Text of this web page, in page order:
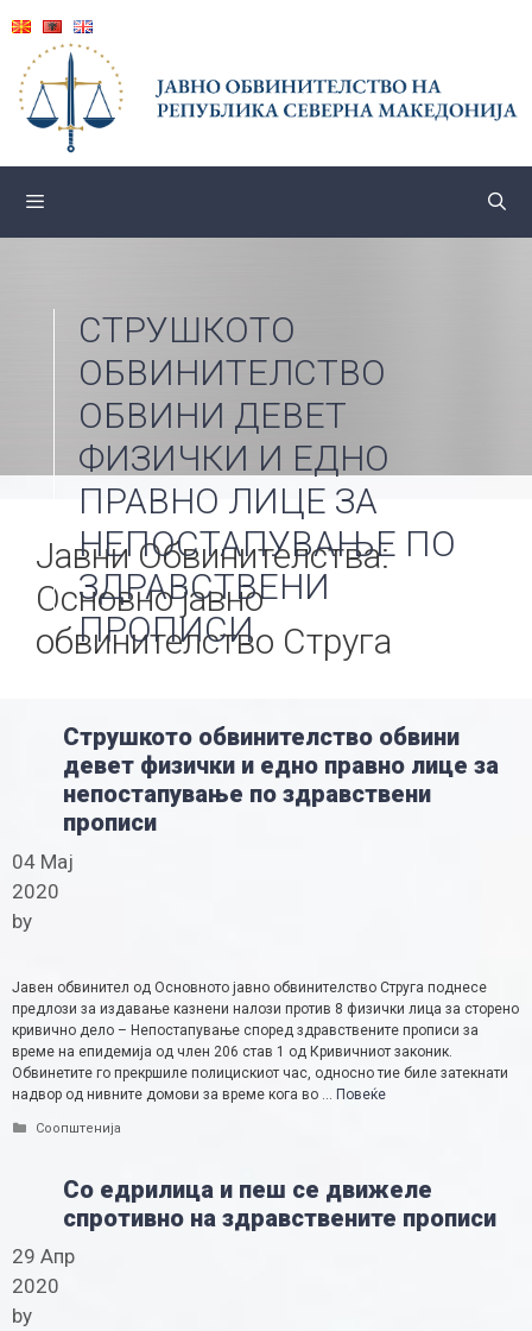
content
СТРУШКОТО
ОБВИНИТЕЛСТВО
ОБВИНИ ДЕВЕТ
ФИЗИЧКИ И ЕДНО
ПРАВНО ЛИЦЕ ЗА
НЕПОСТАПУВАЊЕ ПО
ЗДРАВСТВЕНИ
ПРОПИСИ
Јавни Обвинителства:
Основно јавно
обвинителство Струга
Струшкото обвинителство обвини
девет физички и едно правно лице за
непостапување по здравствени
прописи
04 Мај
2020
by
Јавен обвинител од Основното јавно обвинителство Струга поднесе
предлози за издавање казнени налози против 8 физички лица за сторено
кривично дело – Непостапување според здравствените прописи за
време на епидемија од член 206 став 1 од Кривичниот законик.
Обвинетите го прекршиле полицискиот час, односно тие биле затекнати
надвор од нивните домови за време кога во … Повеќе
Categories
Соопштенија
Со едрилица и пеш се движеле
спротивно на здравствените прописи
29 Апр
2020
by